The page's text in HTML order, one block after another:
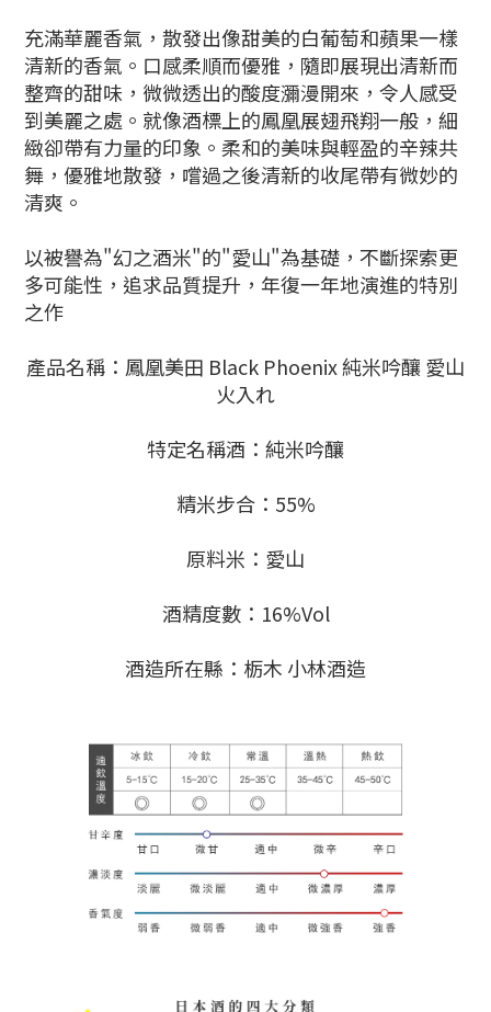
充滿華麗香氣，散發出像甜美的白葡萄和蘋果一樣
清新的香氣。口感柔順而優雅，隨即展現出清新而
整齊的甜味，微微透出的酸度瀰漫開來，令人感受
到美麗之處。就像酒標上的鳳凰展翅飛翔一般，細
緻卻帶有力量的印象。柔和的美味與輕盈的辛辣共
舞，優雅地散發，嚐過之後清新的收尾帶有微妙的
清爽。
以被譽為"幻之酒米"的"愛山"為基礎，不斷探索更
多可能性，追求品質提升，年復一年地演進的特別
之作
產品名稱：鳳凰美田 Black Phoenix 純米吟釀 愛山
火入れ
特定名稱酒：純米吟釀
精米步合：55%
原料米：愛山
酒精度數：16%Vol
酒造所在縣：栃木 小林酒造